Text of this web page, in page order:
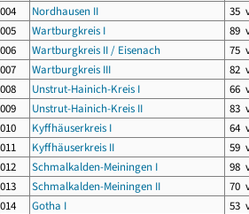
004
Nordhausen II
35
005
Wartburgkreis I
89
006
Wartburgkreis II / Eisenach
75
007
Wartburgkreis III
82
008
Unstrut-Hainich-Kreis I
66
009
Unstrut-Hainich-Kreis II
83
010
Kyffhäuserkreis I
64
011
Kyffhäuserkreis II
59
012
Schmalkalden-Meiningen I
98
013
Schmalkalden-Meiningen II
70
014
Gotha I
53